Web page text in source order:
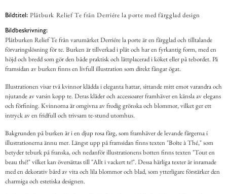
Bildtitel: Plåtburk Relief Te från Derriére la porte med färgglad design
Bildbeskrivning:
Plåtburken Relief Te från varumärket Derriére la porte är en färgglad och tilltalande
förvaringslösning för te. Burken är tillverkad i plåt och har en fyrkantig form, med en
höjd och bredd som gör den både praktisk och lättplacerad i köket eller på tebordet. På
framsidan av burken finns en livfull illustration som direkt fångar ögat.
Illustrationen visar två kvinnor klädda i eleganta hattar, sittande mitt emot varandra och
njutande av varsin kopp te. Deras kläder och accessoarer framhäver en känsla av elegans
och förfining. Kvinnorna är omgivna av frodig grönska och blommor, vilket ger ett
intryck av en fridfull och trivsam te-stund utomhus.
Bakgrunden på burken är i en djup rosa färg, som framhäver de levande färgerna i
illustrationerna ännu mer. Längst upp på framsidan finns texten "Boîte à Thé," som
betyder teburk på franska, och nedanför illustrationens botten finns texten "Tout en
beau thé!" vilket kan översättas till "Allt i vackert te!". Dessa härliga texter är inramade
med en dekorativ bård av vita och lila blommor och blad, som ytterligare förstärker den
charmiga och estetiska designen.